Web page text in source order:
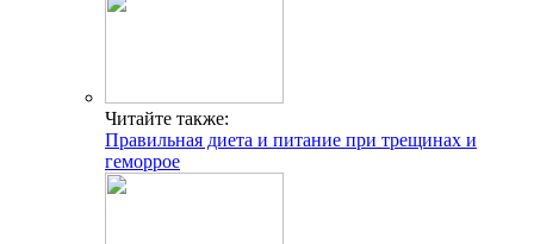
Читайте также:
Правильная диета и питание при трещинах и
геморрое